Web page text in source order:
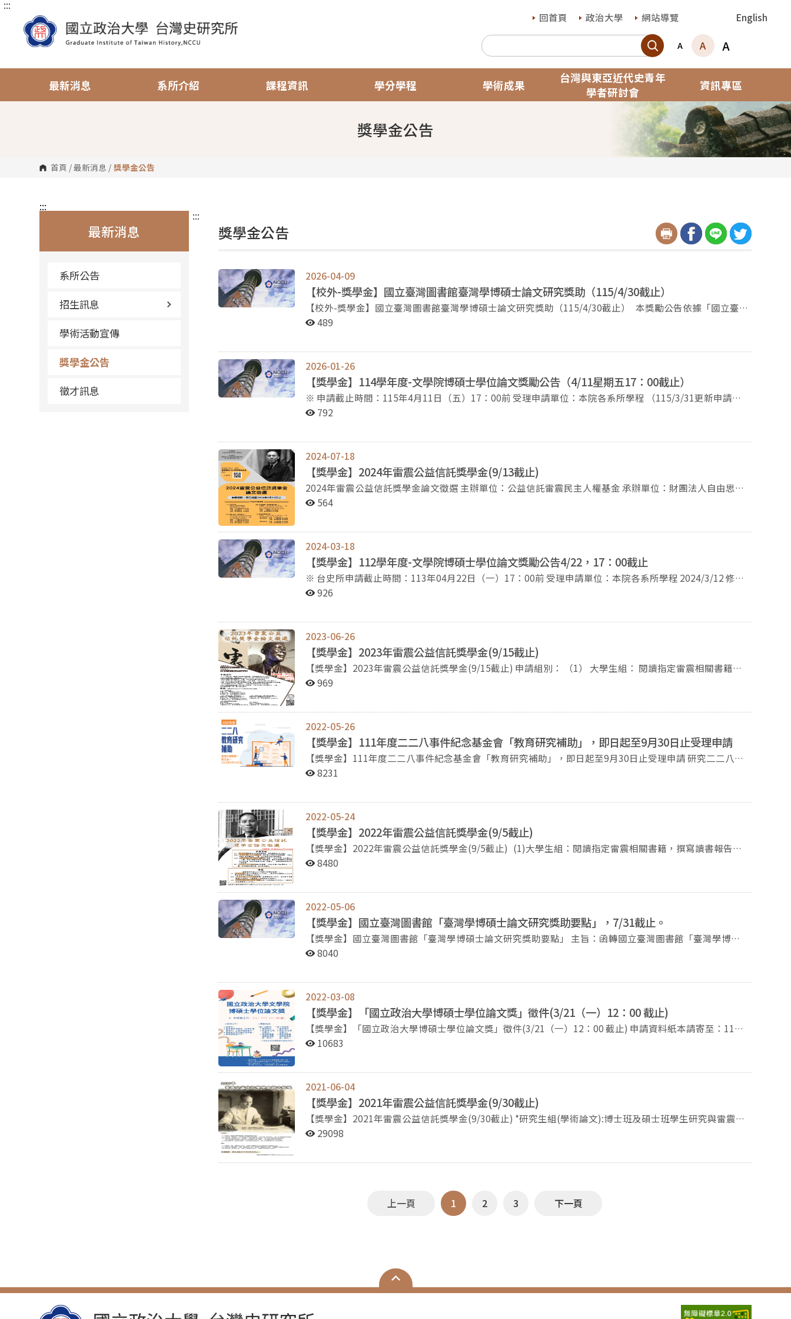
跳
塊
:::
回首頁 政治大學 網站導覽 English
搜尋A A A
最新消息 系所介紹 課程資訊 學分學程 學術成果
台灣與東亞近代史青年
學者研討會
資訊專區
獎學金公告
首頁 /最新消息 / 獎學金公告
:::
最新消息
系所公告
招生訊息
學術活動宣傳
獎學金公告
徵才訊息
:::
獎學金公告
2026-04-09
【校外-獎學金】國立臺灣圖書館臺灣學博碩士論文研究獎助（115/4/30截止）
【校外-獎學金】國立臺灣圖書館臺灣學博碩士論文研究獎助（115/4/30截止） 本獎勵公告依據「國立臺
灣圖書館臺灣學博碩士論文研究獎助要點」。 申請對象： 教育部立案之公私立大學校院博、碩士班研究
圖評審時參酌。 獎助名額及方式 博士論文：以獎助優等及佳作各1-3名為原則，獎助優等新臺幣5萬元，獎
助佳作新臺幣1萬2,000元。 碩士論文：以獎助優等及佳作各1-6名為原則，獎助優等新臺幣3萬元，獎助佳
作新臺幣8,000元。 致贈得獎者及其指導教授獎狀各乙紙。 實際獎助名額依評審結果得增額或從缺。 申請
方式 每年4月1日起至4月30日止（以掛號郵戳為憑），如有異動，以臺圖公告之期限為準，逾期不予受理。
邀請主題相關之學者專家及有關人員組成審查小組審核之。審查重點： （一）評量申請者論文所引用資料
之質量及研究方法。 （二）評估該論文之學術價值及其對臺灣研究的參考利用價值。 審核結果：於當年度
10月底前以書面通知得獎者並上網公告，另臺圖可就作業期程調整公告時間。 詳情請參閱臺圖官網公告：
https://www.ntl.edu.tw/wSite/ct?xItem=95193&ctNode=2820&mp=1
489
2026-01-26
【獎學金】114學年度-文學院博碩士學位論文獎勵公告（4/11星期五17：00截止）
※ 申請截止時間：115年4月11日（五）17：00前 受理申請單位：本院各系所學程 （115/3/31更新申請截
止時間） 2026/1/26 修訂 本獎勵公告依據「國立政治大學文學院博碩士學位論文獎審查推薦辦法」訂定。
如下： 編號 檔案名稱 格式 備註 01 114學年度博碩士學位論文獎提名書暨推薦函（學校版） 請提供： Word
與pdf兩種格式 02 114學年度文學院博碩士論文獎申請表（學院版） 請提供： Word與pdf兩種格式 03
114學年度申請表（學院版）提列各項目之證明資料 ※請將所有證明資料依申請表提列各項目編號順序排
列，合併成一個檔案。 例如： 1-1證明文件 1-2證明文件 2-1 證明文件 2-2 證明文件 ……. pdf 無須繳交刊登
之論文全文。 04 114學年度受提名之學位論文電子檔 pdf 05 114學年度受提名之學位論文於被推薦時已公
繳交 07 畢業證書影印本 pdf 其他未竟事宜，依相關規定辦理。
792
2024-07-18
【獎學金】2024年雷震公益信託獎學金(9/13截止)
2024年雷震公益信託獎學金論文徵選 主辦單位：公益信託雷震民主人權基金 承辦單位：財團法人自由思想
學術基金會、政治大學雷震紀念館 申請期限：即日起至2024年9月13日止。 申請組別： （1） 大學生組：
博士學位論文主題，繳交已通過審核之學位論文研究計畫（如有相關論文亦請一併繳交），並經指導教授或
系所主管推薦。 （3） 研究所畢業生組： 研究主題與雷震、《自由中國》或台灣自由、人權、民主發展有
關之博、碩士學位論文。 獎額（獎學金皆包含2024年學術研討會之稿費）： （1） 大學生組： 首獎一名，
獎學金10,000元；二獎若干名，每名獎學金7,000元；佳作若干名，每名獎學金4,000元。 （2A）研究生組
學金10,000元。 （3） 研究所畢業生組： 博士畢業生：首獎一名獎學金30,000元；入選者若干名，每名獎
學金15,000元。 碩士畢業生：首獎一名獎學金20,000元；入選者若干名，每名獎學金15,000元。 詳細辦法
請見雷震研究中心暨雷震紀念館網站：http://leichencenter.nccu.edu.tw/
564
2024-03-18
【獎學金】112學年度-文學院博碩士學位論文獎勵公告4/22，17：00截止
※ 台史所申請截止時間：113年04月22日（一）17：00前 受理申請單位：本院各系所學程 2024/3/12 修訂
本獎勵公告依據「國立政治大學文學院博碩士學位論文獎審查推薦辦法」訂定。 獎勵對象：110及111學年
備註 01 博碩士學位論文獎提名書暨推薦函（學校版） 請提供： Word與pdf兩種格式 02 文學院博碩士論文
獎申請表（學院版） 請提供： Word與pdf兩種格式 03 112學年度申請表（學院版）提列各項目之證明資料
件 2-1證明文件 2-2證明文件 ...... pdf 無須繳交刊登之論文全文。 04 受提名之學位論文電子檔 pdf 05 受提
名之學位論文於被推薦時已公開電子全文之證明。 pdf 06 「博士學位論文」紙本 2份 博士學位申請人，請
926
2023-06-26
【獎學金】2023年雷震公益信託獎學金(9/15截止)
【獎學金】2023年雷震公益信託獎學金(9/15截止) 申請組別： （1） 大學生組： 閱讀指定雷震相關書籍，
撰寫讀書報告或小論文 （2A）研究生組（學術論文）： 博士班及碩士班學生研究與雷震、《自由中國》或
業生組： 研究論文與雷震、《自由中國》或台灣自由、人權、民主發展有關之博、碩士學位論文。 詳見雷
震中心網站: https://leichencenter.nccu.edu.tw/news.php
969
2022-05-26
​【獎學金】111年度二二八事件紀念基金會「教育研究補助」，即日起至9月30日止受理申請
【獎學金】111年度二二八事件紀念基金會「教育研究補助」，即日起至9月30日止受理申請 研究二二八的
同學看過來! 只要相關於二二八研究著作都可以申請看看~ 為實踐臺灣歷史教育推廣之理念，鼓勵與二二八
八史實之調查、考證、研究之成果報告等，經向本會申請（每年9月30日前提出申請）並審核通過，將提供
部分金額補助以資獎勵。 詳情請參閱:二二八事件紀念基金會網站 https://www.228.org.tw/list_announce-
view.php?ID=86
8231
2022-05-24
【獎學金】2022年雷震公益信託獎學金(9/5截止)
【獎學金】2022年雷震公益信託獎學金(9/5截止) (1)大學生組：閱讀指定雷震相關書籍，撰寫讀書報告或
小論文。 (2A)研究生組（學術論文）：博士班及碩士班學生研究與雷震、《自由中國》或台灣自由、人
人權、民主發展有關之博、碩士學位論文。 詳見雷震中心網站:
http://leichencenter.nccu.edu.tw/news_view.php?PID=6&sn=22
8480
2022-05-06
​【獎學金】國立臺灣圖書館「臺灣學博碩士論文研究獎助要點」，7/31截止。
​【獎學金】國立臺灣圖書館「臺灣學博碩士論文研究獎助要點」 主旨：​函轉國立臺灣圖書館「臺灣學博碩
士論文研究獎助要點」，歡迎本校學生踴躍申請。 說明：​ 一、國立臺灣圖書館為鼓勵國內各大學校院研究
等得獎者應依國立臺灣圖書館安排進行論文發表，並應於得獎日起1年內將得獎論文修撰為2萬字以內之論
文投稿至本館《臺灣學研究》半年刊。 四、獎助申請期限自111年6月1日起至111年7月31日止（以郵戳為
憑），並須繳交申請表格及經學校審核通過之博、碩士論文3冊（以論文通過口試日期在109年8月1日至
111年7月31日期間為準）。 五、獎助規定與申請表格可由國立臺灣圖書館網頁(網址：
8040
2022-03-08
【獎學金】「國立政治大學博碩士學位論文獎」徵件(3/21（一）12：00 截止)
【獎學金】「國立政治大學博碩士學位論文獎」徵件(3/21（一）12：00 截止) 申請資料紙本請寄至：116
台北市文山區指南路二段64號 政治大學文學院百年樓330217室 陳政仁助教收 電子檔請寄至：
象：於公告提名當學年度之前二學年度（108、109學年度）內取得本校學位之博士、碩士及其指導教授。
三、推薦資格：由學位論文指導教授或學位考試委員推薦，且受提名之學位論文應於推薦時已公開電子全
文。 四、申請方式：推薦資料直接送院辦公室，院辦公室再依受推薦人所屬系(所)、學位學程送各該單位初
審，各單位完成初審後送回院辦公室續審，完成後送校。檢附文件如下： （一）推薦函。 （二）提名書與
申請表（含有利審查資料）之電子檔與紙本。 （三）受提名之學位論文電子檔。 （四）畢業證書影印本。
fid=5803&id=15484
10683
2021-06-04
【獎學金】2021年雷震公益信託獎學金(9/30截止)
【獎學金】2021年雷震公益信託獎學金(9/30截止) *研究生組(學術論文):博士班及碩士班學生研究與雷震、
自由中國或台灣自由、人權、民主發展有關之學術論文。 *研究生組(博士論文計畫):須以雷震、自由中國或
PID=6&sn=18&fbclid=IwAR26tW1vmFIG0tG_e83NBjQH6h_wH4ZjRMUqzDRk2gdvIT1WSqO-sDvqlaY
29098
上一頁 1 2 3 下一頁